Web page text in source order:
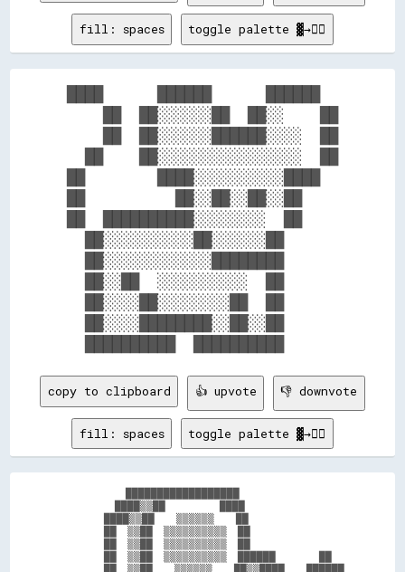
fill: spaces toggle palette ▓→✊🏽
    ██  ██░░░░░░██  ██░░    ██
    ██  ██░░░░░░██████░░░░  ██
  ██    ██░░░░░░░░░░░░░░░░  ██
██        ████░░░░░░░░░░████
██          ██░░██░░██░░██
██  ██████████░░░░░░░░  ██
  ██░░░░░░░░░░██░░░░░░██
  ██░░░░░░░░░░░░████████
  ██░░██  ░░░░░░░░░░  ██
  ██░░░░██░░░░░░░░██  ██
  ██░░░░████████░░██░░██
copy to clipboard 👍 upvote 👎 downvote
fill: spaces toggle palette ▓→✊🏽
          ████▒▒██          ████
        ████▒▒██    ▒▒▒▒▒▒    ██
        ██  ▒▒██  ▒▒▒▒▒▒▒▒▒▒  ██
        ██  ▒▒██  ▒▒▒▒▒▒▒▒▒▒  ██
        ██  ▒▒██  ▒▒▒▒▒▒▒▒▒▒  ██████        ██